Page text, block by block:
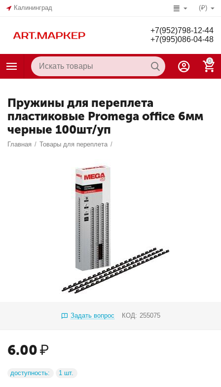
Калининград (₽)
+7(952)798-12-44
+7(995)086-04-48
0
Пружины для переплета
пластиковые Promega office 6мм
черные 100шт/уп
Главная / Товары для переплета /
Задать вопрос КОД: 255075
6.00₽
доступность: 1 шт.